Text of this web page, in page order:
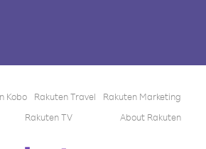
Kobo Rakuten Travel
Rakuten Marketing
Rakuten TV About Rakuten